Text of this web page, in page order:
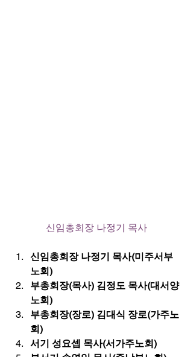
신임총회장 나정기 목사
신임총회장 나정기 목사(미주서부
노회)
부총회장(목사) 김정도 목사(대서양
노회)
부총회장(장로) 김대식 장로(가주노
회)
서기 성요셉 목사(서가주노회)